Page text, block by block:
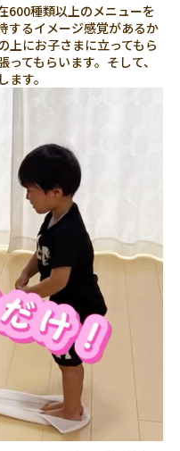
600種類以上のメニューを
するイメージ感覚があるか
上にお子さまに立ってもら
てもらいます。そして、
す。